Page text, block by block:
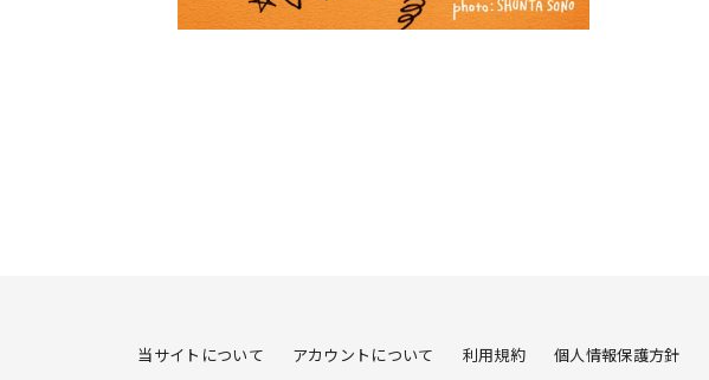
当サイトについて アカウントについて 利用規約 個人情報保護方針